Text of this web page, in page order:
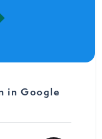
in Google